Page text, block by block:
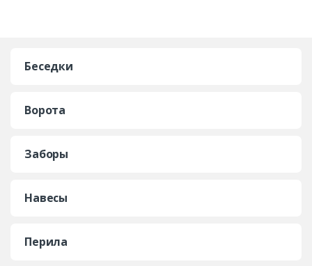
Беседки
Ворота
Заборы
Навесы
Перила